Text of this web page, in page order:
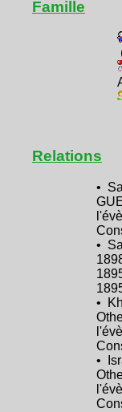
Famille
Relations
•
•
•
•